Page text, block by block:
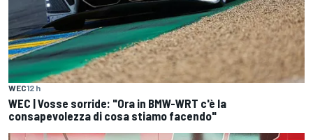
WEC12 h
WEC | Vosse sorride: "Ora in BMW-WRT c'è la
consapevolezza di cosa stiamo facendo"